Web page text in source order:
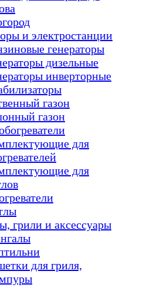
и электростанции
генераторы
дизельные
инверторные
газон
газон
для
для
грили и аксессуары
для гриля,